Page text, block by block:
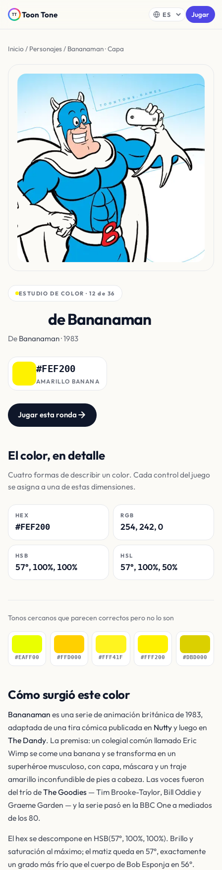
Toon Tone Jugar
Inicio/ Personajes/ Bananaman · Capa
ESTUDIO DE COLOR · 12 de 36
de Bananaman
De Bananaman· 1983
#FEF200
AMARILLO BANANA
Jugar esta ronda
El color, en detalle
Cuatro formas de describir un color. Cada control del juego
se asigna a una de estas dimensiones.
HEX
#FEF200
RGB
254, 242, 0
HSB
57°, 100%, 100%
HSL
57°, 100%, 50%
Tonos cercanos que parecen correctos pero no lo son
#EAFF00 #FFD000 #FFF41F #FFF200 #DBD000
Cómo surgió este color
Bananaman es una serie de animación británica de 1983,
adaptada de una tira cómica publicada en Nuttyy luego en
The Dandy. La premisa: un colegial común llamado Eric
Wimp se come una banana y se transforma en un
superhéroe musculoso, con capa, máscara y un traje
amarillo inconfundible de pies a cabeza. Las voces fueron
del trío deThe Goodies — Tim Brooke-Taylor, Bill Oddie y
Graeme Garden — y la serie pasó en la BBC One a mediados
de los 80.
El hex se descompone en HSB(57°, 100%, 100%). Brillo y
saturación al máximo; el matiz queda en 57°, exactamente
un grado más frío que el cuerpo de Bob Esponja en 56°.